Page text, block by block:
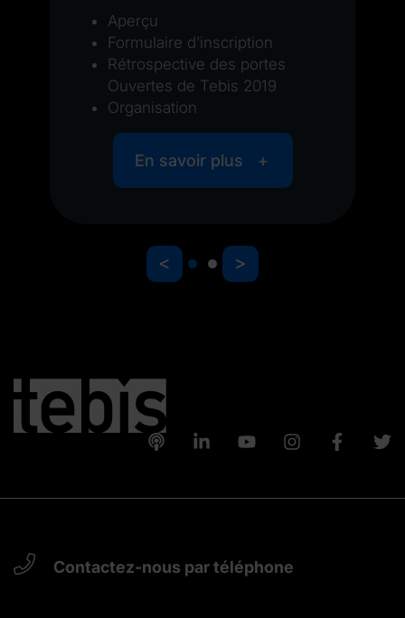
Aperçu
Formulaire d’inscription
Rétrospective des portes
Ouvertes de Tebis 2019
Organisation
En savoir plus
< >
Contactez-nous par téléphone